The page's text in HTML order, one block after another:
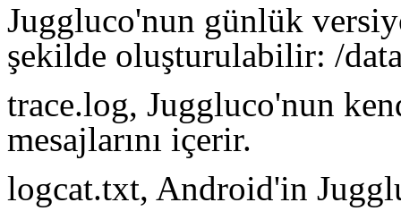
Juggluco'nun günlük
şekilde oluşturulabilir: /
trace.log, Juggluco'nun
mesajlarını içerir.
logcat.txt, Android'in